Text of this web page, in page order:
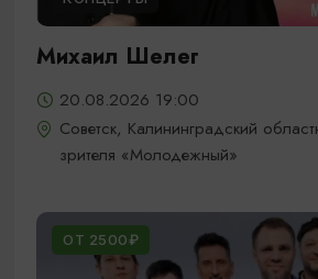
Михаил Шелег
20.08.2026 19:00
Советск, Калининградский
зрителя «Молодежный»
ОТ 2500₽